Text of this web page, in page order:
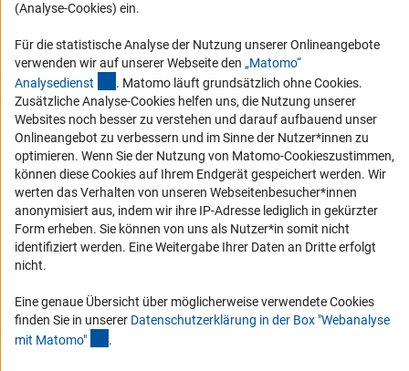
Compliance
Vergabeverfahren
Barrierefreiheit
Service und Informationen für Menschen mit Behinderungen
Erklärung zur Barrierefreiheit
Barriere melden
DFG-aktuell
Erhalten Sie Neuigkeiten aus der DFG direkt in Ihr Mailpostfach oder
schauen Sie sich die Ausgaben online an.
Zum Newsletter
(Analyse-Cookies) ein.
Für die statistische Analyse der Nutzung unserer Onlineangebote
verwenden wir auf unserer Webseite den „Matomo“
Analysedienst (externer Link)
. Matomo läuft grundsätzlich ohne Cookies.
Zusätzliche Analyse-Cookies helfen uns, die Nutzung unserer
Websites noch besser zu verstehen und darauf aufbauend unser
Onlineangebot zu verbessern und im Sinne der Nutzer*innen zu
optimieren. Wenn Sie der Nutzung von Matomo-Cookieszustimmen,
können diese Cookies auf Ihrem Endgerät gespeichert werden. Wir
werten das Verhalten von unseren Webseitenbesucher*innen
anonymisiert aus, indem wir ihre IP-Adresse lediglich in gekürzter
Form erheben. Sie können von uns als Nutzer*in somit nicht
identifiziert werden. Eine Weitergabe Ihrer Daten an Dritte erfolgt
nicht.
Eine genaue Übersicht über möglicherweise verwendete Cookies
finden Sie in unserer Datenschutzerklärung in der Box "Webanalyse
mit Matomo" .